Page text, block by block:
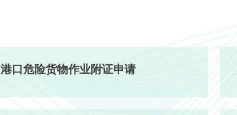
港口危险货物作业附证申请